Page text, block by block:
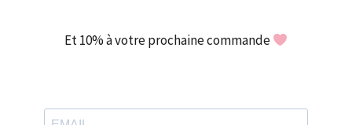
Et 10% à votre prochaine commande